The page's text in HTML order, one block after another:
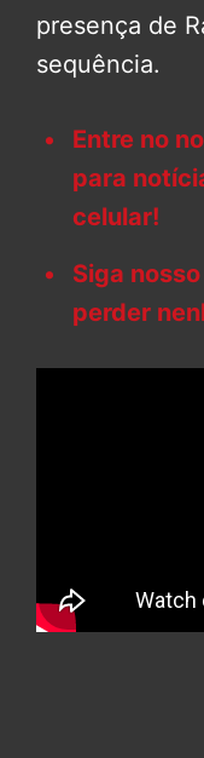
presença de
sequência.
Entre no
para
celular!
Siga
perder